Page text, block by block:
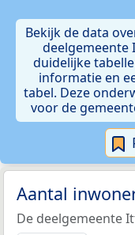
Bekijk de data
deelgemeente
duidelijke
informatie en
tabel. Deze
voor de
Aantal
De deelgemeente